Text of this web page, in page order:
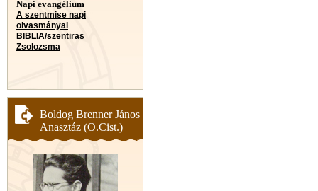
Napi evangélium
A szentmise napi
olvasmányai
BIBLIA/szentiras
Zsolozsma
Boldog Brenner János
Anasztáz (O.Cist.)